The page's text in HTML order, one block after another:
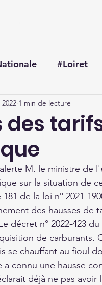
#Loiret
des
1 min de lecture
M. le ministre de
sur la situation de
de la loi n° 2021-
des hausses de
décret n° 2022-423
de carburants.
se chauffant au fioul
a connu une hausse
déjà ne pas